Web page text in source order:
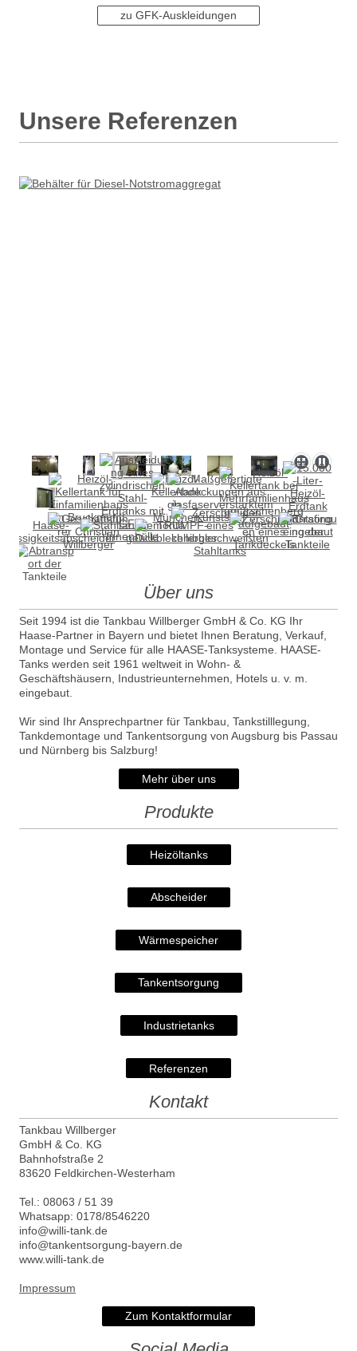
zu GFK-Auskleidungen
Unsere Referenzen
Über uns
Seit 1994 ist die Tankbau Willberger GmbH & Co. KG Ihr
Haase-Partner in Bayern und bietet Ihnen Beratung, Verkauf,
Montage und Service für alle HAASE-Tanksysteme. HAASE-
Tanks werden seit 1961 weltweit in Wohn- &
Geschäftshäusern, Industrieunternehmen, Hotels u. v. m.
eingebaut.
Wir sind Ihr Ansprechpartner für Tankbau, Tankstilllegung,
Tankdemontage und Tankentsorgung von Augsburg bis Passau
und Nürnberg bis Salzburg!
Mehr über uns
Produkte
Heizöltanks
Abscheider
Wärmespeicher
Tankentsorgung
Industrietanks
Referenzen
Kontakt
Tankbau Willberger
GmbH & Co. KG
Bahnhofstraße 2
83620 Feldkirchen-Westerham
Tel.: 08063 / 51 39
Whatsapp: 0178/8546220
info@willi-tank.de
info@tankentsorgung-bayern.de
www.willi-tank.de
Impressum
Zum Kontaktformular